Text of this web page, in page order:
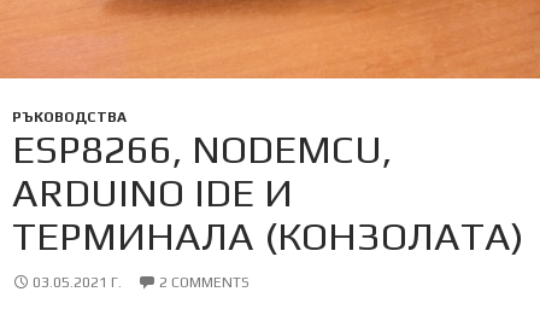
РЪКОВОДСТВА
ESP8266, NODEMCU,
ARDUINO IDE И
ТЕРМИНАЛА (КОНЗОЛАТА)
03.05.2021 Г. 2 COMMENTS